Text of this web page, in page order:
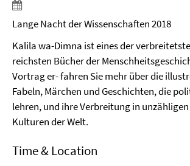
Lange Nacht der Wissenschaften 2018
Kalila wa-Dimna ist eines der
reichsten Bücher der
Vortrag er- fahren Sie mehr über die
Fabeln, Märchen und Geschichten, die
lehren, und ihre Verbreitung in
Kulturen der Welt.
Time & Location